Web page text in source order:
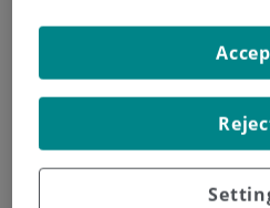
Asisa
Asisa ISFAS